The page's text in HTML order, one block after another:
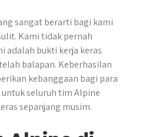
sangat berarti bagi kami
Kami tidak pernah
adalah bukti kerja keras
balapan. Keberhasilan
kebanggaan bagi para
seluruh tim Alpine
sepanjang musim.